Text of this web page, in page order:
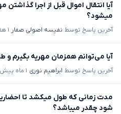
آیا انتقال اموال قبل از اجرا
میشود؟
آخرین پاسخ توسط نفیسه اصولی صفار ۱ هفته پیش
آیا می‌توانم همزمان مهریه بگیرم و
آخرین پاسخ توسط ابراهیم نوری ۱ ماه پیش
مدت زمانی که طول میکشد تا
شود چقدر میباشد؟